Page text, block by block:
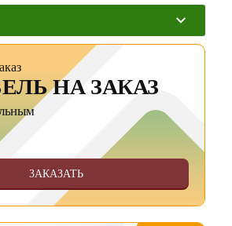
НА ЗАКАЗ
ЗАКАЗАТЬ